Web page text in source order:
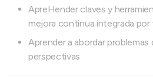
ApreHender claves y
mejora continua integrada
Aprender a abordar problemas
perspectivas